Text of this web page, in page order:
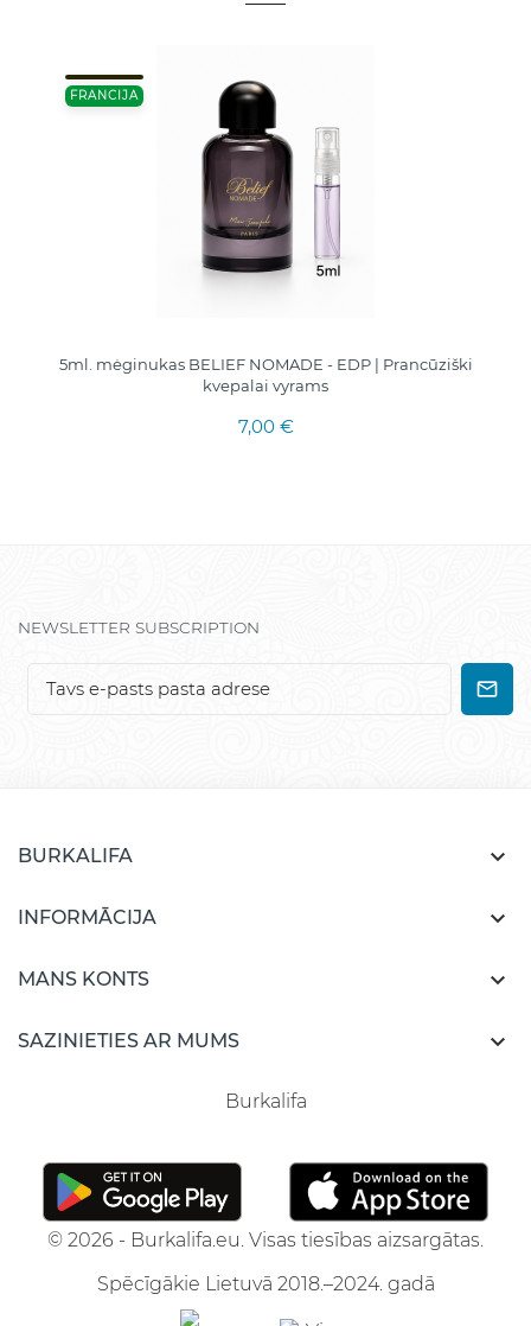
FRANCIJA
5ml. mėginukas BELIEF NOMADE - EDP | Prancūziški
kvepalai vyrams
7,00 €
NEWSLETTER SUBSCRIPTION
BURKALIFA 
INFORMĀCIJA 
MANS KONTS 
SAZINIETIES AR MUMS 
Burkalifa
© 2026 - Burkalifa.eu. Visas tiesības aizsargātas.
Spēcīgākie Lietuvā 2018.–2024. gadā